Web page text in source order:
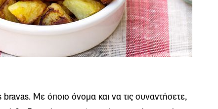
Με όποιο όνομα και να τις συναντήσετε,